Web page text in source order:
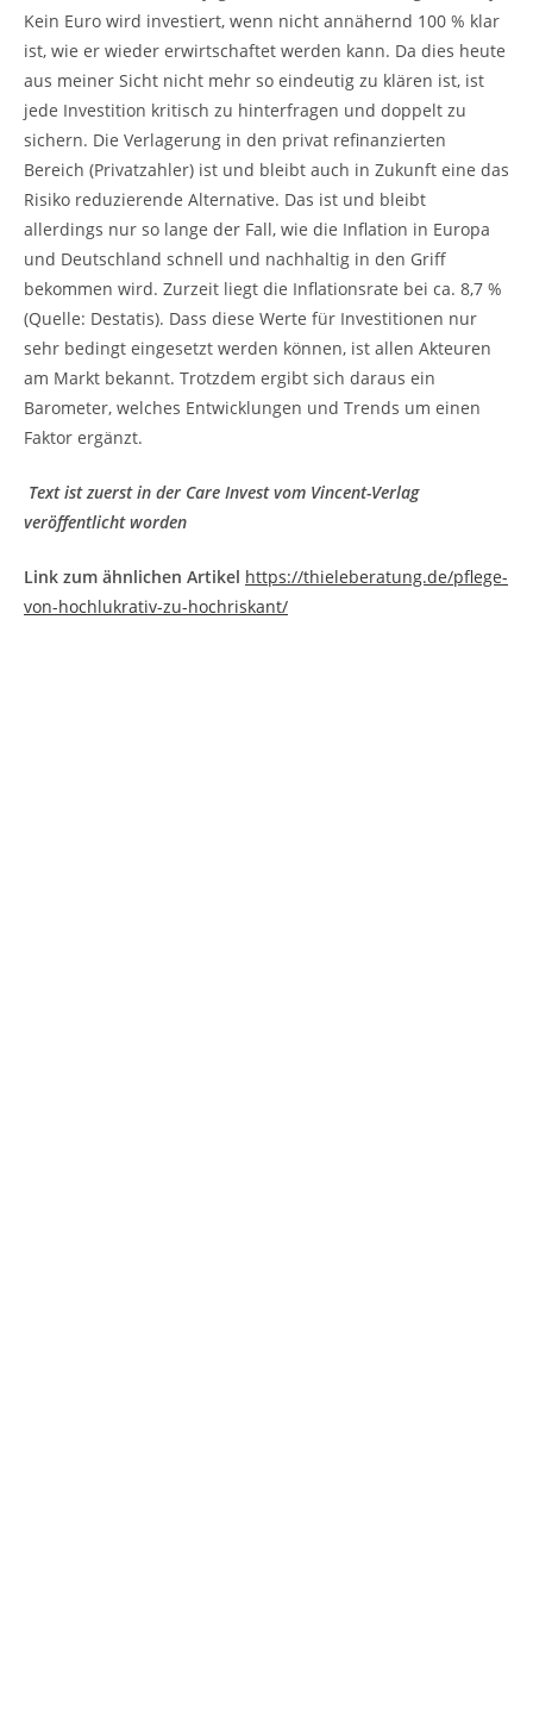
Kein Euro wird investiert, wenn nicht annähernd 100 % klar
ist, wie er wieder erwirtschaftet werden kann. Da dies heute
aus meiner Sicht nicht mehr so eindeutig zu klären ist, ist
jede Investition kritisch zu hinterfragen und doppelt zu
sichern. Die Verlagerung in den privat refinanzierten
Bereich (Privatzahler) ist und bleibt auch in Zukunft eine das
Risiko reduzierende Alternative. Das ist und bleibt
allerdings nur so lange der Fall, wie die Inflation in Europa
und Deutschland schnell und nachhaltig in den Griff
bekommen wird. Zurzeit liegt die Inflationsrate bei ca. 8,7 %
(Quelle: Destatis). Dass diese Werte für Investitionen nur
sehr bedingt eingesetzt werden können, ist allen Akteuren
am Markt bekannt. Trotzdem ergibt sich daraus ein
Barometer, welches Entwicklungen und Trends um einen
Faktor ergänzt.
Text ist zuerst in der Care Invest vom Vincent-Verlag
veröffentlicht worden
Link zum ähnlichen Artikel https://thieleberatung.de/pflege-
von-hochlukrativ-zu-hochriskant/